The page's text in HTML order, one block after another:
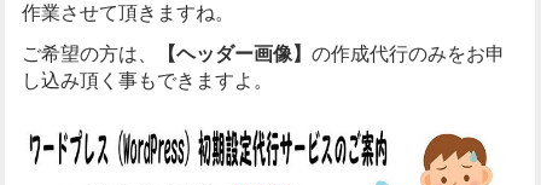
作業させて頂きますね。
ご希望の方は、
【ヘッダー画像】 の作成代行のみをお申
し込み頂く事もできますよ。